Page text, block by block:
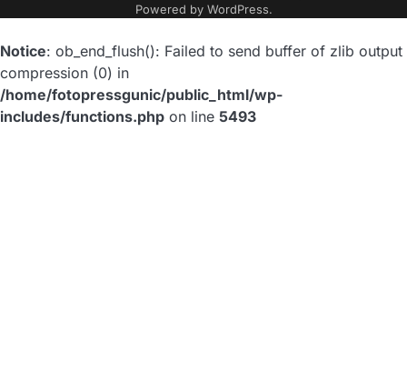
Powered by WordPress.
Notice: ob_end_flush(): Failed to send buffer of zlib output
compression (0) in
/home/fotopressgunic/public_html/wp-
includes/functions.php on line 5493